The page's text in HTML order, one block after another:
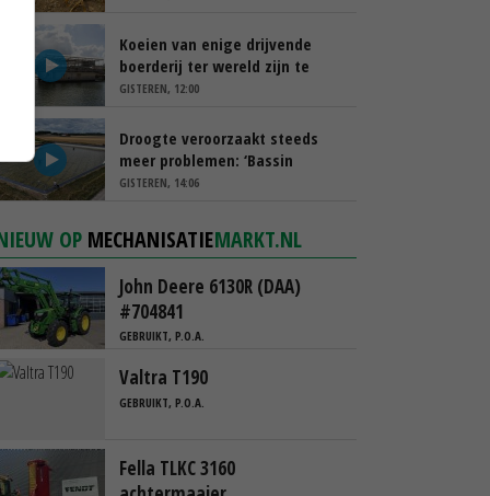
Koeien van enige drijvende
boerderij ter wereld zijn te
koop
GISTEREN, 12:00
Droogte veroorzaakt steeds
meer problemen: ‘Bassin
afgelopen week al leeg’
GISTEREN, 14:06
OP MECHANISATIEMARKT.NL
John Deere 6130R (DAA)
#704841
GEBRUIKT, P.O.A.
Valtra T190
GEBRUIKT, P.O.A.
Fella TLKC 3160